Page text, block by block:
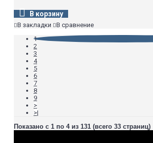
В корзину
В закладки
В сравнение
1
2
3
4
5
6
7
8
9
>
>|
Показано с 1 по 4 из 131 (всего 33 страниц)